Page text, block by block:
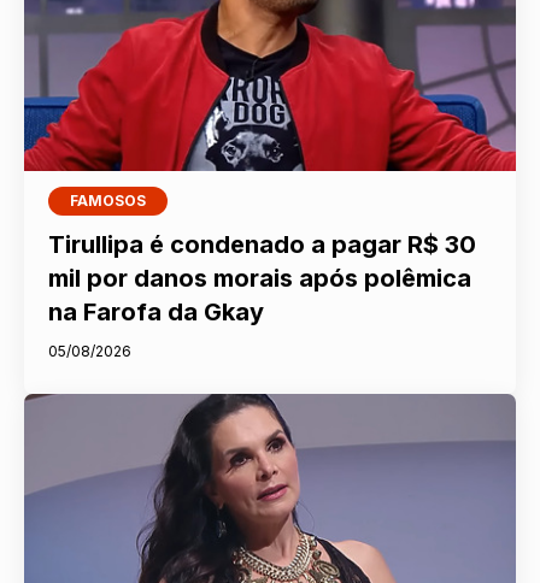
FAMOSOS
Tirullipa é condenado a pagar R$ 30
mil por danos morais após polêmica
na Farofa da Gkay
05/08/2026